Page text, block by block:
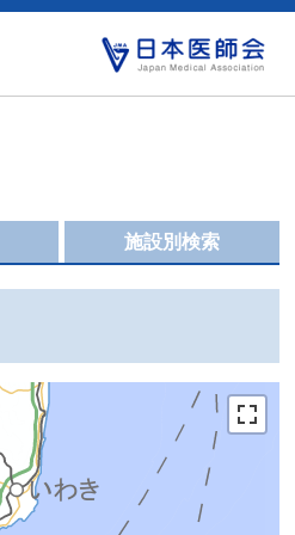
施設別検索